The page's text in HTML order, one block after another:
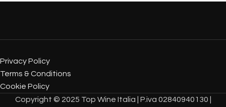
Privacy Policy
Terms & Conditions
Cookie Policy
Copyright © 2025 Top Wine Italia | P.iva 02840940130 |